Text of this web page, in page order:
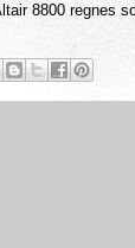
8800 regnes